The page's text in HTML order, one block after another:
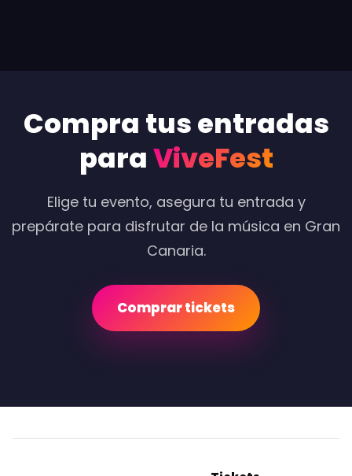
Compra tus entradas
paraViveFest
Elige tu evento, asegura tu entrada y
prepárate para disfrutar de la música en Gran
Canaria.
Comprar tickets